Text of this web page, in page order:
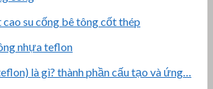
su cống bê tông cốt thép
là gì? thành phần cấu tạo và ứng…